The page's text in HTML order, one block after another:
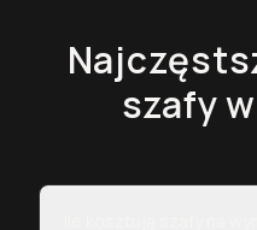
szafy